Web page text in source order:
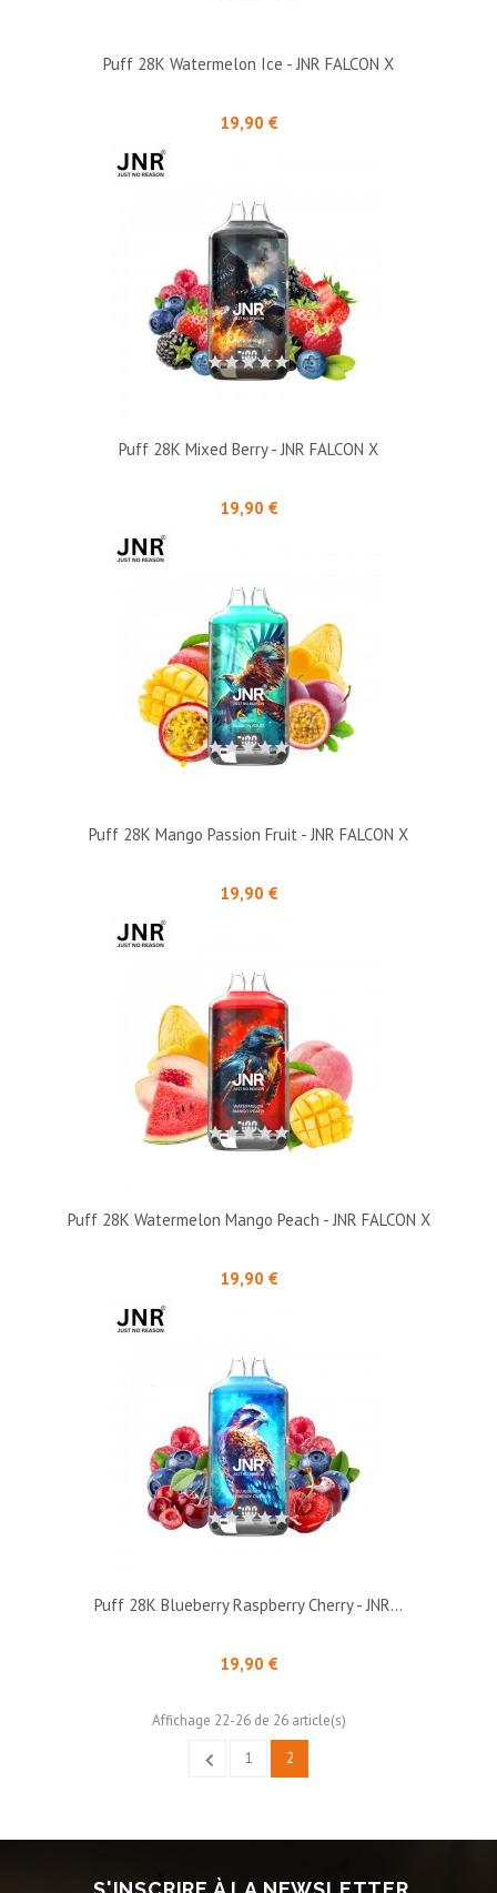
Puff 28K Watermelon Ice - JNR FALCON X
19,90 €Prix
Puff 28K Mixed Berry - JNR FALCON X
19,90 €Prix
Puff 28K Mango Passion Fruit - JNR FALCON X
19,90 €Prix
Puff 28K Watermelon Mango Peach - JNR FALCON X
19,90 €Prix
Puff 28K Blueberry Raspberry Cherry - JNR...
19,90 €Prix
Affichage 22-26 de 26 article(s)
 1 2